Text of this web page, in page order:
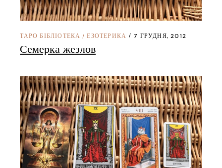
ТАРО БІБЛІОТЕКА /ЕЗОТЕРИКА 7 ГРУДНЯ, 2012
Семерка жезлов